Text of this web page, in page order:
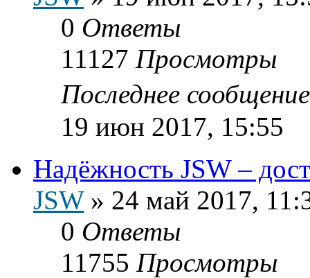
0 Ответы
11127 Просмотры
Последнее
19 июн 2017, 15:55
Надёжность JSW –
JSW» 24 май 2017,
0 Ответы
11755 Просмотры